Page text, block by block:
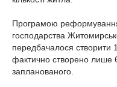
Програмою
господарства
передбачалося створити
фактично створено лише
запланованого.